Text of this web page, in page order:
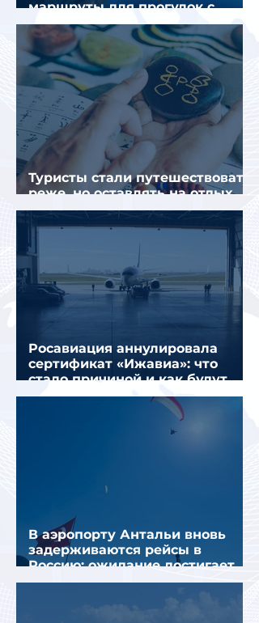
маршруты для прогулок с
описанием и аудиогидом
Туристы стали путешествовать
реже, но оставлять на отдых
почти на 40% больше
Росавиация аннулировала
сертификат «Ижавиа»: что
стало причиной и как будут
перевозить пассажиров
В аэропорту Антальи вновь
задерживаются рейсы в
Россию: ожидание достигает
почти 10 часов